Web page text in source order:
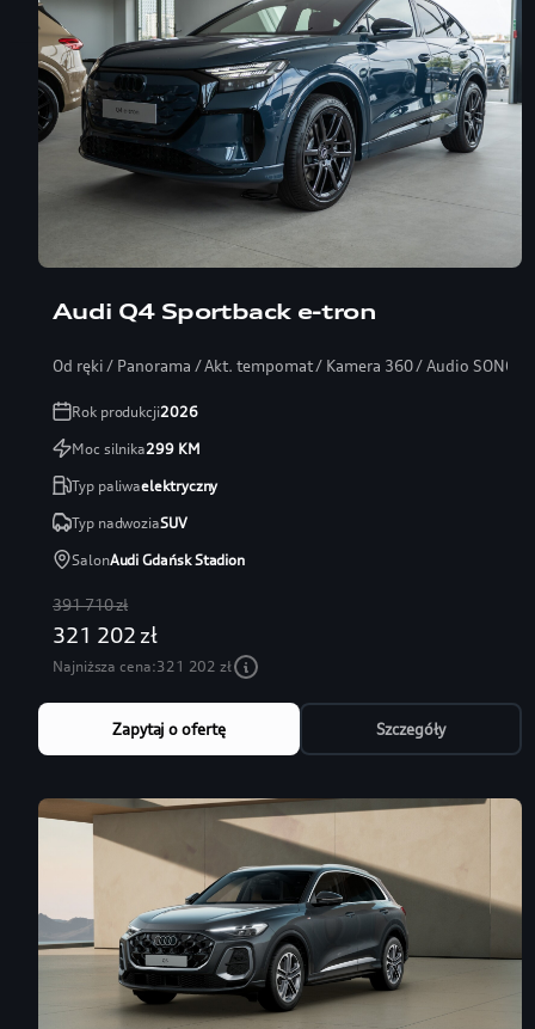
Audi Q4 Sportback e-tron
Od ręki / Panorama / Akt. tempomat / Kamera 360 / Audio SONOS
Rok produkcji2026
Moc silnika299KM
Typ paliwaelektryczny
Typ nadwoziaSUV
SalonAudi Gdańsk Stadion
391 710 zł
321 202 zł
Najniższa cena:321 202 zł
Zapytaj o ofertę Szczegóły